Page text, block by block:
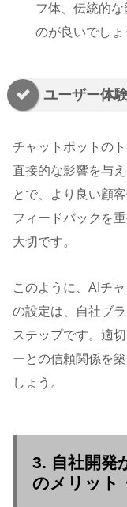
フ体、伝統的
のが良いでしょ
ユーザー体
チャットボットの
直接的な影響を与
とで、より良い顧
フィードバックを
大切です。
このように、AIチ
の設定は、自社ブ
ステップです。適
ーとの信頼関係を
しょう。
3. 自社開発
のメリット